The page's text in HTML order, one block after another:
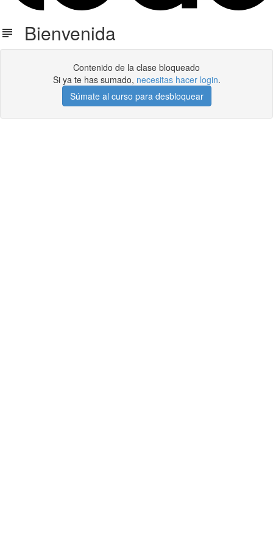
Bienvenida
Contenido de la clase bloqueado
Si ya te has sumado, necesitas hacer login.
Súmate al curso para desbloquear